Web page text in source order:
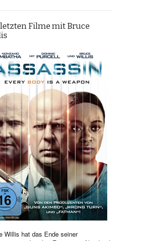
Filme mit Bruce
Willis hat das Ende seiner